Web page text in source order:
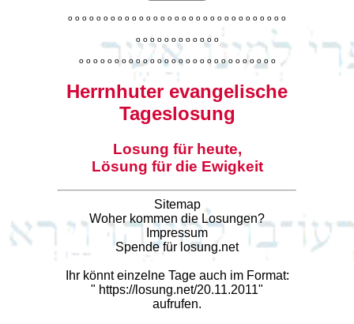
o o o o o o o o o o o o o o o o o o o o o o o o o o o o o o o
o o o o o o o o o o o o
o o o o o o o o o o o o o o o o o o o o o o o o o o o o
Herrnhuter evangelische
Tageslosung
Losung für heute,
Lösung für die Ewigkeit
Sitemap
Woher kommen die Losungen?
Impressum
Spende für losung.net
Ihr könnt einzelne Tage auch im Format:
" https://losung.net/20.11.2011"
aufrufen.